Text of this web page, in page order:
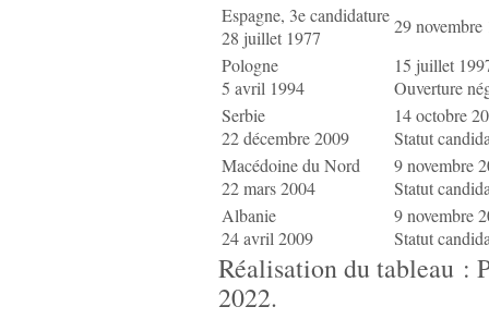
Espagne, 3e candidature
28 juillet 1977
29 novembre
Pologne
5 avril 1994
15 juillet
Ouverture
Serbie
22 décembre 2009
14 octobre
Statut
Macédoine du Nord
22 mars 2004
9 novembre
Statut
Albanie
24 avril 2009
9 novembre
Statut
Réalisation du tableau :
2022.